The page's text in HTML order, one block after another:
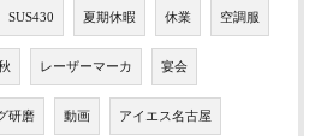
SUS430 夏期休暇 休業 空調服
レーザーマーカ 宴会
研磨 動画 アイエス名古屋